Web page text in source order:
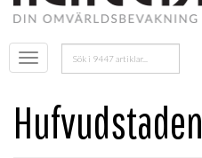
Öppna
menyn
Sök
efter:
Hufvudstaden